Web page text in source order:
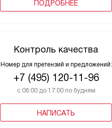
ПОДРОБНЕЕ
Контроль качества
Номер для претензий и предложений:
+7 (495) 120-11-96
с 08:00 до 17:00 по будням
НАПИСАТЬ